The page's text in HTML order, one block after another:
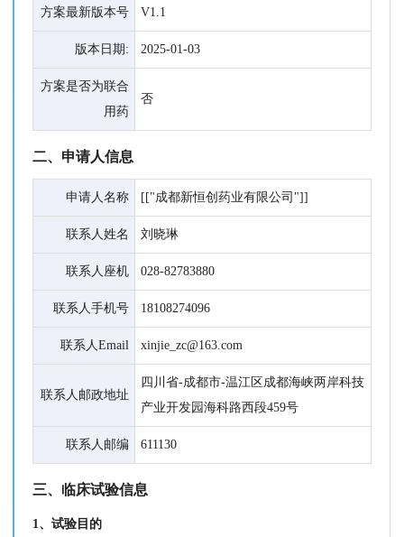
方案最新版本号 V1.1
版本日期: 2025-01-03
方案是否为联合
用药
否
二、申请人信息
申请人名称 [["成都新恒创药业有限公司"]]
联系人姓名 刘晓琳
联系人座机 028-82783880
联系人手机号 18108274096
联系人Email xinjie_zc@163.com
联系人邮政地址
四川省-成都市-温江区成都海峡两岸科技
产业开发园海科路西段459号
联系人邮编 611130
三、临床试验信息
1、试验目的